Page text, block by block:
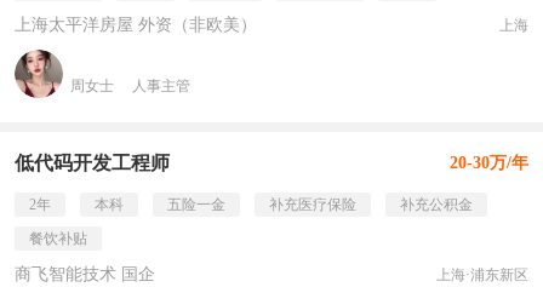
上海太平洋房屋 外资（非欧美） 上海
周女士 人事主管
低代码开发工程师 20-30万/年
2年 本科 五险一金 补充医疗保险
补充公积金
餐饮补贴
商飞智能技术 国企 上海·浦东新区